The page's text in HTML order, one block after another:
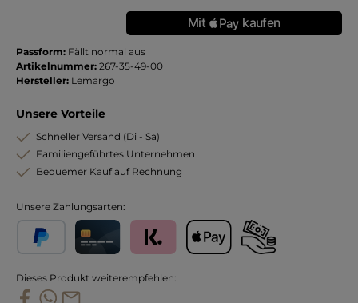
Passform: Fällt normal aus
Artikelnummer: 267-35-49-00
Hersteller: Lemargo
Unsere Vorteile
Schneller Versand (Di - Sa)
Familiengeführtes Unternehmen
Bequemer Kauf auf Rechnung
Unsere Zahlungsarten:
Dieses Produkt weiterempfehlen: